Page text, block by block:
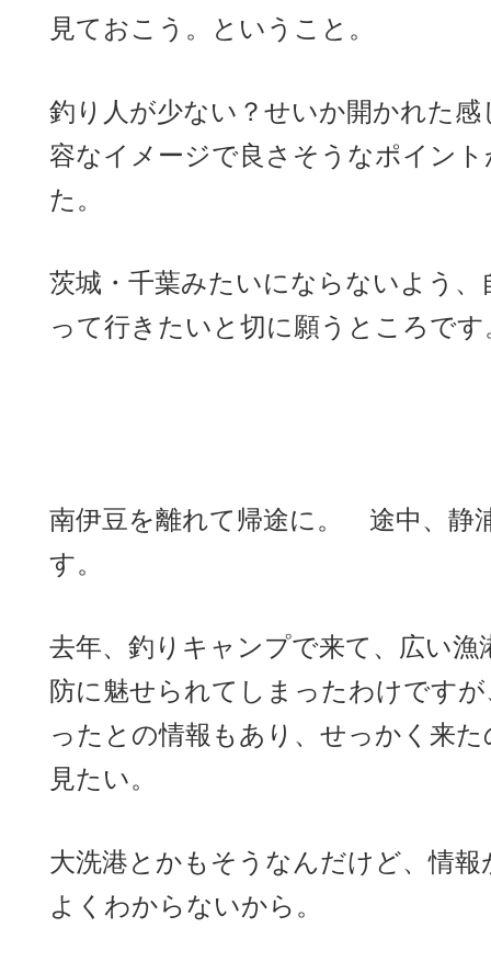
見ておこう。ということ。
釣り人が少ない？せいか開かれた
容なイメージで良さそうなポイン
た。
茨城・千葉みたいにならないよう
って行きたいと切に願うところです
南伊豆を離れて帰途に。 途中、静
す。
去年、釣りキャンプで来て、広い
防に魅せられてしまったわけです
ったとの情報もあり、せっかく来
見たい。
大洗港とかもそうなんだけど、情
よくわからないから。